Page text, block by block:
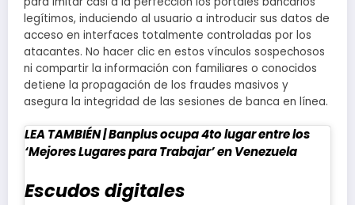
legítimos, induciendo al usuario a introducir sus datos de
acceso en interfaces totalmente controladas por los
atacantes. No hacer clic en estos vínculos sospechosos
ni compartir la información con familiares o conocidos
detiene la propagación de los fraudes masivos y
asegura la integridad de las sesiones de banca en línea.
LEA TAMBIÉN |Banplus ocupa 4to lugar entre los
‘Mejores Lugares para Trabajar’ en Venezuela
Escudos digitales